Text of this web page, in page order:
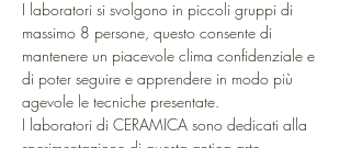
I laboratori si svolgono in piccoli gruppi di
massimo 8 persone, questo consente di
mantenere un piacevole clima confidenziale e
di poter seguire e apprendere in modo più
agevole le tecniche presentate.
I laboratori di CERAMICA sono dedicati alla